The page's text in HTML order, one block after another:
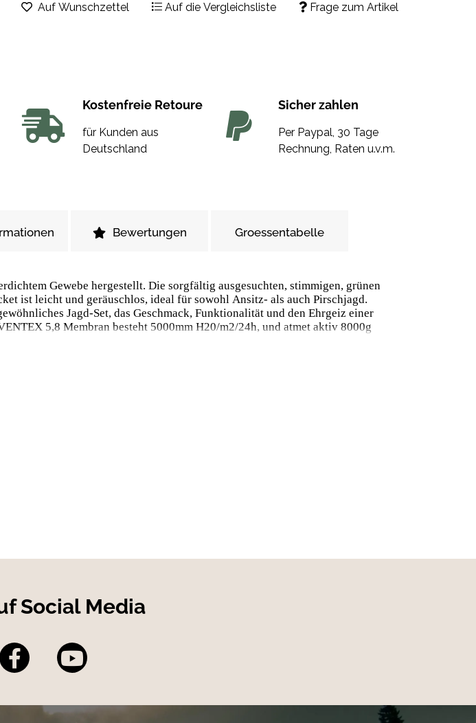
Frage zum Artikel
Auf Wunschzettel Auf die Vergleichsliste
Kostenfreie Retoure
für Kunden aus
Deutschland
Sicher zahlen
Per Paypal, 30 Tage
Rechnung, Raten u.v.m.
Bewertungen Groessentabelle
Gewebe hergestellt. Die sorgfältig ausgesuchten, stimmigen, grünen
ist leicht und geräuschlos, ideal für sowohl Ansitz- als auch Pirschjagd.
Jagd-Set, das Geschmack, Funktionalität und den Ehrgeiz einer
5,8 Membran besteht 5000mm H20/m2/24h, und atmet aktiv 8000g
Social Media